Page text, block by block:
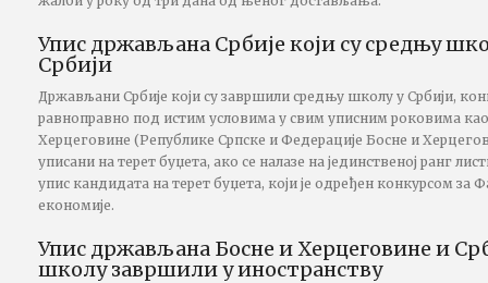
Упис држављана Србије који су средњу
Србији
Држављани Србије који су завршили средњу школу у Србији,
равноправно под истим условима у свим уписним роковима
Херцеговине (Републике Српске и Федерације Босне и
уписани на терет буџета, ако се налазе на јединственој ранг
упис кандидата на терет буџета, који је одређен конкурсом за
економије.
Упис држављана Босне и Херцеговине и
школу завршили у иностранству